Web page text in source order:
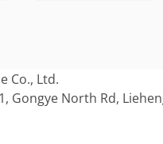
Co., Ltd.
Gongye North Rd,